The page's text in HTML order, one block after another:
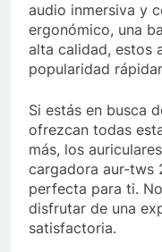
audio inmersiva y
ergonómico, una
alta calidad, estos
popularidad
Si estás en busca
ofrezcan todas
más, los
cargadora aur-tws
perfecta para ti.
disfrutar de una
satisfactoria.